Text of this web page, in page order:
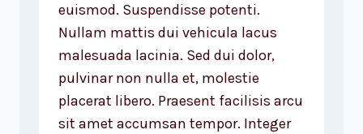
euismod. Suspendisse potenti.
Nullam mattis dui vehicula lacus
malesuada lacinia. Sed dui dolor,
pulvinar non nulla et, molestie
placerat libero. Praesent facilisis arcu
sit amet accumsan tempor. Integer